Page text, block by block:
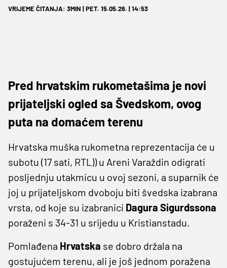
VRIJEME ČITANJA: 3MIN | PET. 15.05.26. | 14:53
Pred hrvatskim rukometašima je novi
prijateljski ogled sa Švedskom, ovog
puta na domaćem terenu
Hrvatska muška rukometna reprezentacija će u
subotu (17 sati, RTL)) u Areni Varaždin odigrati
posljednju utakmicu u ovoj sezoni, a suparnik će
joj u prijateljskom dvoboju biti švedska izabrana
vrsta, od koje su izabranici Dagura Sigurdssona
poraženi s 34-31 u srijedu u Kristianstadu.
Pomlađena Hrvatska se dobro držala na
gostujućem terenu, ali je još jednom poražena